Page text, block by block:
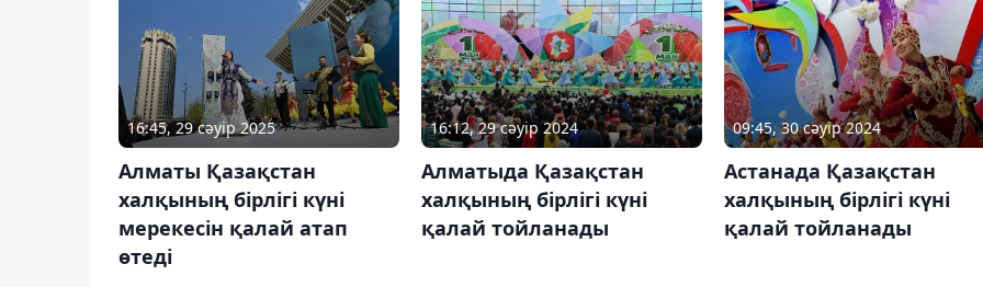
16:45, 29 сәуір 2025
Алматы Қазақстан
халқының бірлігі күні
мерекесін қалай атап
өтеді
16:12, 29 сәуір 2024
Алматыда Қазақстан
халқының бірлігі күні
қалай тойланады
09:45, 30 сәуір 2024
Астанада Қазақстан
халқының бірлігі күні
қалай тойланады